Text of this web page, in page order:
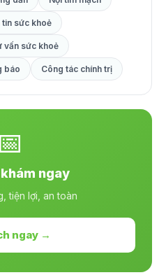
tin sức khoẻ
vấn sức khoẻ
báo Công tác chính trị
📅
ngay
tiện lợi, an toàn
ngay →